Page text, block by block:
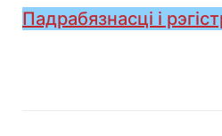
Падрабязнасці і